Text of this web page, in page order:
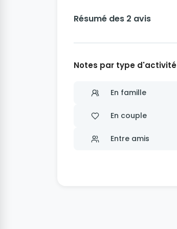
Résumé des 2 avis
Notes par type d'activité
En famille
En couple
Entre amis